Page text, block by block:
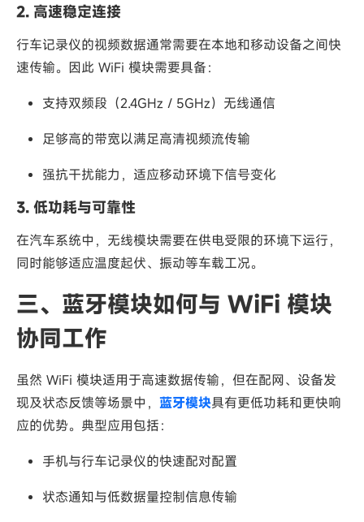
2. 高速稳定连接
行车记录仪的视频数据通常需要在本地和移动设备之间快
速传输。因此 WiFi 模块需要具备：
支持双频段（2.4GHz / 5GHz）无线通信
足够高的带宽以满足高清视频流传输
强抗干扰能力，适应移动环境下信号变化
3. 低功耗与可靠性
在汽车系统中，无线模块需要在供电受限的环境下运行，
同时能够适应温度起伏、振动等车载工况。
三、蓝牙模块如何与 WiFi 模块
协同工作
虽然 WiFi 模块适用于高速数据传输，但在配网、设备发
现及状态反馈等场景中， 蓝牙模块具有更低功耗和更快响
应的优势。典型应用包括：
手机与行车记录仪的快速配对配置
状态通知与低数据量控制信息传输